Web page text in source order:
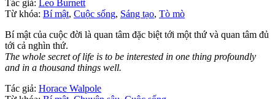
Tác giả:
Leo Burnett
Từ khóa: Bí mật, Cuộc sống, Sáng tạo, Tò mò
Bí mật của cuộc đời là quan tâm đặc biệt tới một thứ và quan tâm đủ
tới cả nghìn thứ.
The whole secret of life is to be interested in one thing profoundly
and in a thousand things well.
Tác giả: Horace Walpole